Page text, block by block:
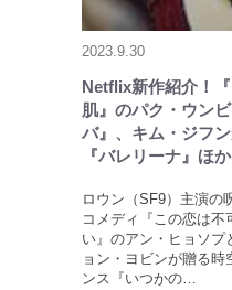
2023.9.30
Netflix新作紹介！
肌』のパク・ウン
バ』、キム・ジフ
『バレリーナ』ほか
ロウン（SF9）主演の
コメディ『この恋は不
い』のアン・ヒョソプ
ョン・ヨビンが贈る
ンス『いつかの…